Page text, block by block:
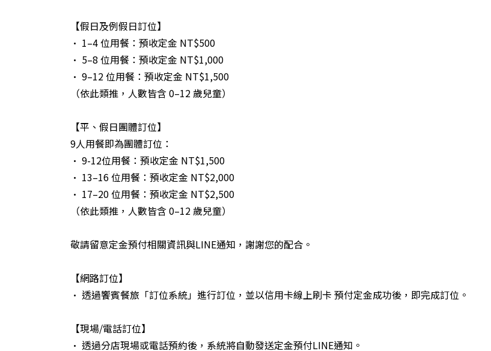
【假日及例假日訂位】
• 1–4 位用餐：預收定金 NT$500
• 5–8 位用餐：預收定金 NT$1,000
• 9–12 位用餐：預收定金 NT$1,500
（依此類推，人數皆含 0–12 歲兒童）
【平、假日團體訂位】
9人用餐即為團體訂位：
• 9-12位用餐：預收定金 NT$1,500
• 13–16 位用餐：預收定金 NT$2,000
• 17–20 位用餐：預收定金 NT$2,500
（依此類推，人數皆含 0–12 歲兒童）
敬請留意定金預付相關資訊與LINE通知，謝謝您的配合。
【網路訂位】
• 透過饗賓餐旅「訂位系統」進行訂位，並以信用卡線上刷卡 預付定金成功後，即完成訂位。
【現場/電話訂位】
• 透過分店現場或電話預約後，系統將自動發送定金預付LINE通知。